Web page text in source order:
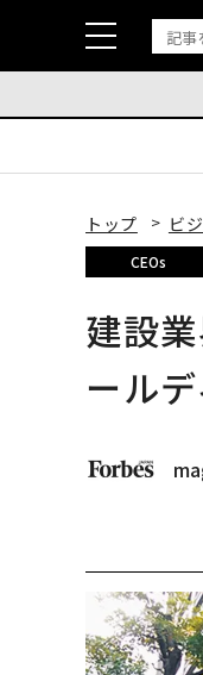
トップ ビ
CEOs
建設
ール